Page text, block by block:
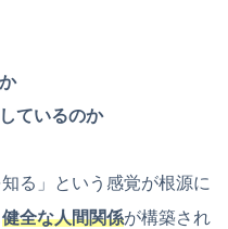
ているのか
る」という感覚が根源に
健全な人間関係が構築され